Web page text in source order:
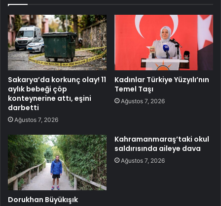
Sakarya’da korkunç olay! 11
aylık bebeği çöp
konteynerine attı, eşini
darbetti
Ağustos 7, 2026
Kadınlar Türkiye Yüzyılı’nın
Temel Taşı
Ağustos 7, 2026
Dorukhan Büyükışık
Kahramanmaraş’taki okul
saldırısında aileye dava
Ağustos 7, 2026